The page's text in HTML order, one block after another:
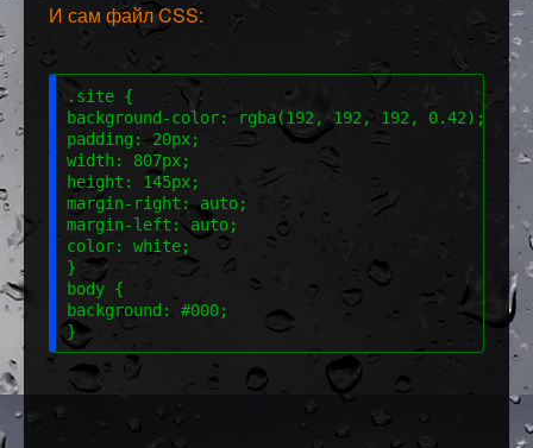
И сам файл CSS:
.site {
background-color: rgba(192, 192, 192, 0.42);
padding: 20px;
width: 807px;
height: 145px;
margin-right: auto;
margin-left: auto;
color: white;
}
body {
background: #000;
}